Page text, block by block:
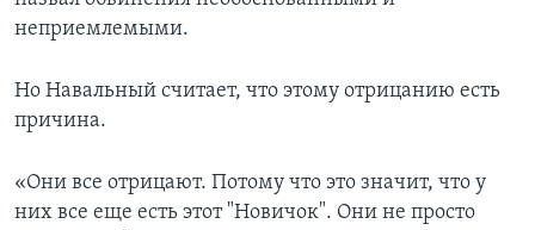
неприемлемыми.
Но Навальный считает, что этому отрицанию есть
причина.
«Они все отрицают. Потому что это значит, что у
них все еще есть этот "Новичок". Они не просто